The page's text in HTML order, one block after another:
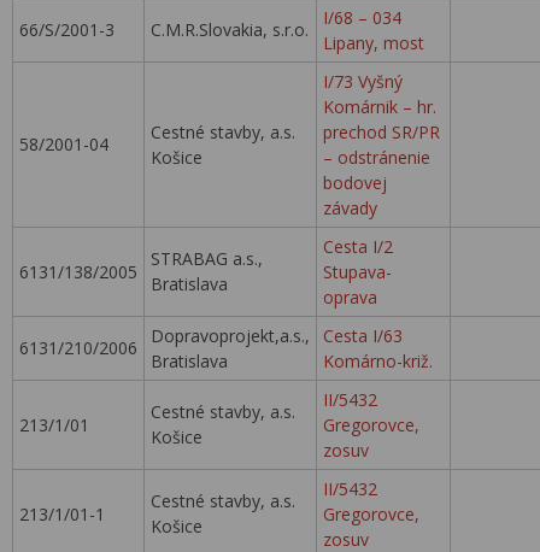
66/S/2001-3 C.M.R.Slovakia, s.r.o.
I/68 – 034
Lipany, most
58/2001-04
Cestné stavby, a.s.
Košice
I/73 Vyšný
Komárnik – hr.
prechod SR/PR
– odstránenie
bodovej
závady
6131/138/2005
STRABAG a.s.,
Bratislava
Cesta I/2
Stupava-
oprava
6131/210/2006
Dopravoprojekt,a.s.,
Bratislava
Cesta I/63
Komárno-križ.
213/1/01
Cestné stavby, a.s.
Košice
II/5432
Gregorovce,
zosuv
213/1/01-1
Cestné stavby, a.s.
Košice
II/5432
Gregorovce,
zosuv